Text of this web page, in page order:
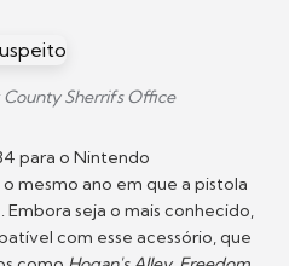
Sherrifs Office
para o Nintendo
mesmo ano em que a pistola
seja o mais conhecido,
com esse acessório, que